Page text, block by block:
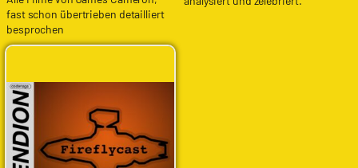
fast schon übertrieben detailliert
besprochen